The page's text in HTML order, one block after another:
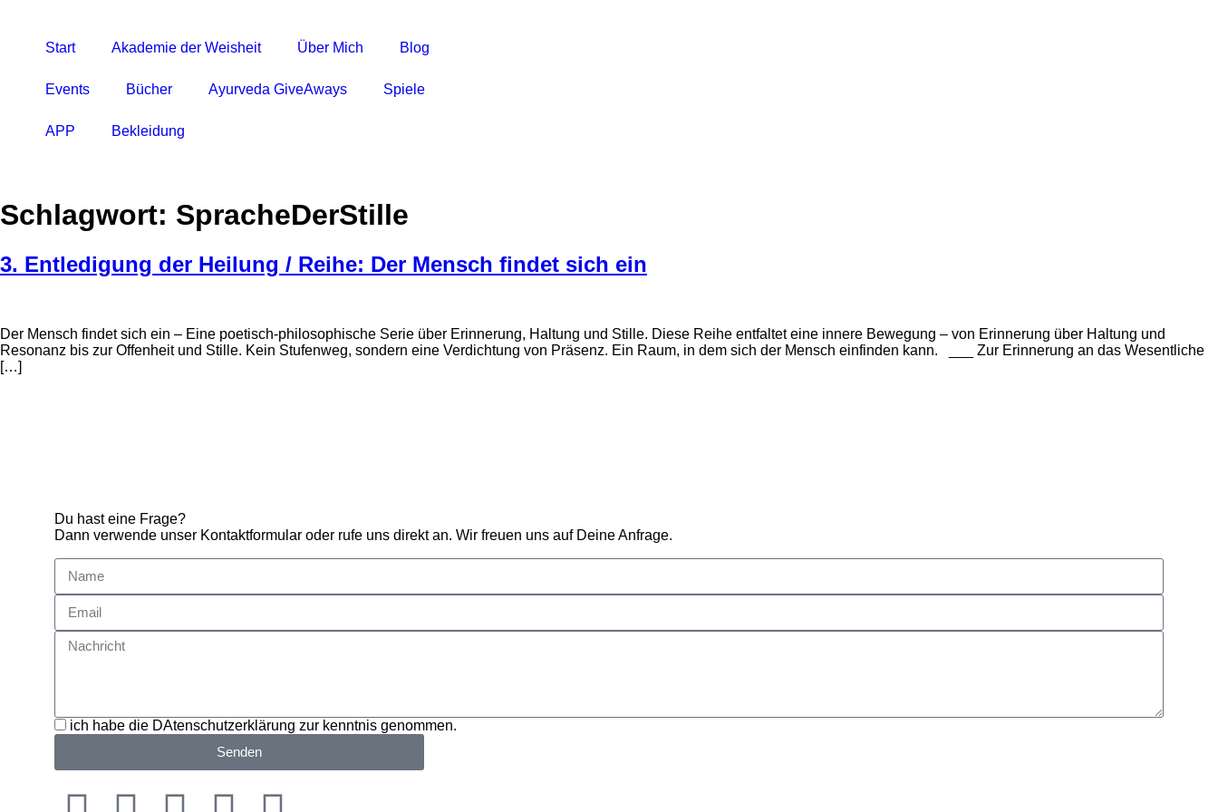
Start Akademie der Weisheit Über Mich Blog
Events Bücher Ayurveda GiveAways Spiele
APP Bekleidung
Schlagwort: SpracheDerStille
3. Entledigung der Heilung / Reihe: Der Mensch findet sich ein
Der Mensch findet sich ein – Eine poetisch-philosophische Serie über Erinnerung, Haltung und Stille. Diese Reihe entfaltet eine innere Bewegung – von Erinnerung über Haltung und
Resonanz bis zur Offenheit und Stille. Kein Stufenweg, sondern eine Verdichtung von Präsenz. Ein Raum, in dem sich der Mensch einfinden kann. ___ Zur Erinnerung an das Wesentliche
[…]
Du hast eine Frage?
Dann verwende unser Kontaktformular oder rufe uns direkt an. Wir freuen uns auf Deine Anfrage.
ich habe die DAtenschutzerklärung zur kenntnis genommen.
Senden